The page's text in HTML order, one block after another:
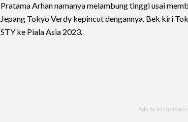
Pratama Arhan namanya melambung tinggi usai
Jepang Tokyo Verdy kepincut dengannya. Bek kiri
STY ke Piala Asia 2023.